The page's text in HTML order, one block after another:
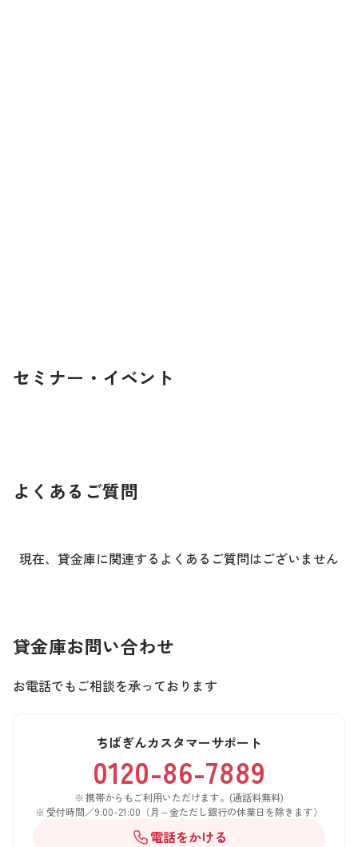
セミナー・イベント
よくあるご質問
現在、貸金庫に関連するよくあるご質問はございません
貸金庫お問い合わせ
お電話でもご相談を承っております
ちばぎんカスタマーサポート
0120-86-7889
携帯からもご利用いただけます。(通話料無料)
受付時間／9:00-21:00（月～金ただし銀行の休業日を除きます）
電話をかける